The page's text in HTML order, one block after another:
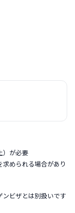
）が必要
められる場合があり
ビザとは別扱いです